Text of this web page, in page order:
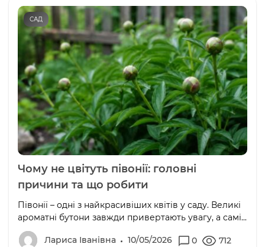
САД
Чому не цвітуть півонії: головні
причини та що робити
Півонії – одні з найкрасивіших квітів у саду. Великі
ароматні бутони завжди привертають увагу, а самі...
Лариса Іванівна 10/05/2026 0 712